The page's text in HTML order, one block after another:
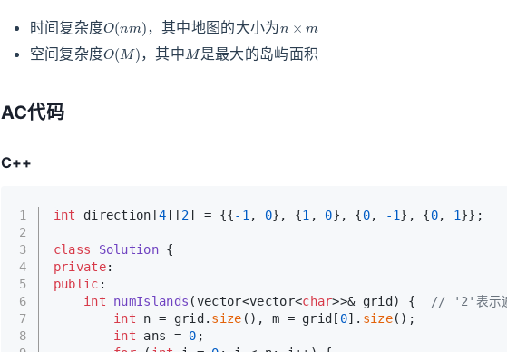
时间复杂度 ，其中地图的大小为
空间复杂度
O (M)
，其中
M
是最大的岛屿面积
AC代码
C++
1
2
3
4
5
6
7
8
int direction[4][2] = {{-1 , 0}, {1 , 0}, {0, -1}, {0, 1}};
class Solution {
private:
public :
int
numIslands (vector<vector<char>>& grid) {
// '2'表示
int n = grid. size (), m = grid[ 0]. size();
int ans = 0 ;